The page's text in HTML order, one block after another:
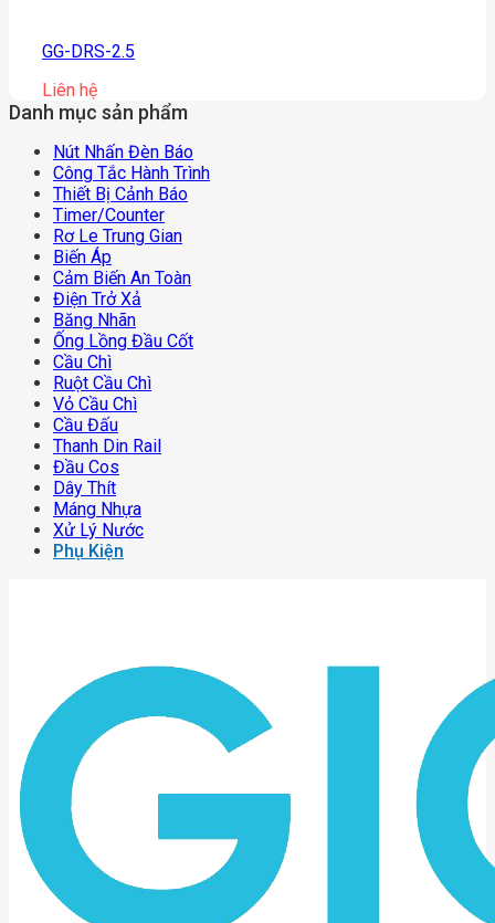
GG-DRS-2.5
Liên hệ
Danh mục sản phẩm
Nút Nhấn Đèn Báo
Công Tắc Hành Trình
Thiết Bị Cảnh Báo
Timer/counter
Rơ Le Trung Gian
Biến Áp
Cảm Biến An Toàn
Điện Trở Xả
Băng Nhãn
Ống Lồng Đầu Cốt
Cầu Chì
Ruột Cầu Chì
Vỏ Cầu Chì
Cầu Đấu
Thanh Din Rail
Đầu Cos
Dây Thít
Máng Nhựa
Xử Lý Nước
Phụ Kiện